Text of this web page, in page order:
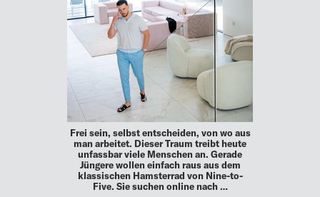
Frei sein, selbst entscheiden, von wo aus
man arbeitet. Dieser Traum treibt heute
unfassbar viele Menschen an. Gerade
Jüngere wollen einfach raus aus dem
klassischen Hamsterrad von Nine-to-
Five. Sie suchen online nach …